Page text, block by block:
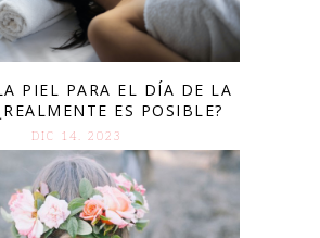
PIEL PARA EL DÍA DE LA
ES POSIBLE?
DIC 14. 2023